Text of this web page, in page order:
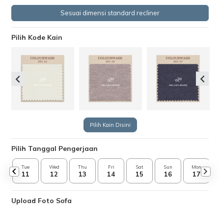
Sesuai dimensi standard recliner
Pilih Kode Kain
Pilih Kain Disini
Pilih Tanggal Pengerjaan
Tue
11
Wed
12
Thu
13
Fri
14
Sat
15
Sun
16
Mon
17
Upload Foto Sofa